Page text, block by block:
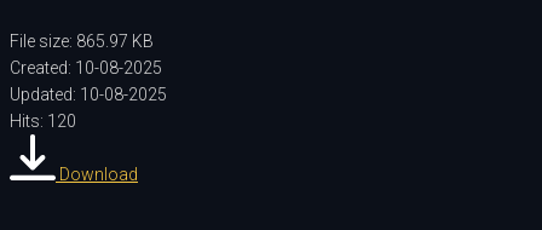
File size: 865.97 KB
Created: 10-08-2025
Updated: 10-08-2025
Hits: 120
Download